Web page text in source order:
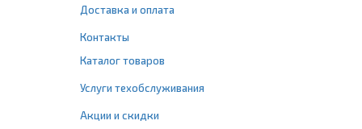
Доставка и оплата
Контакты
Каталог товаров
Услуги техобслуживания
Акции и скидки